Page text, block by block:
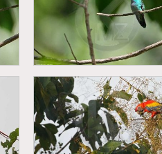
Singe hurleur a manteau
(Alouatta palliata)
Colibri thalassin (Colibri
thalassinus)